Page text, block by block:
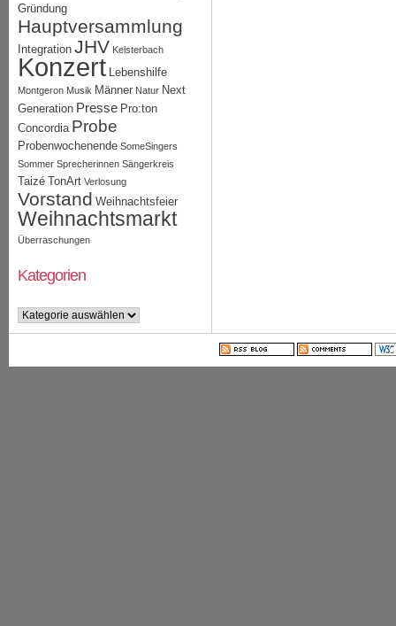
Gründung
Hauptversammlung
Integration JHV Kelsterbach
Konzert Lebenshilfe
Montgeron Musik Männer Natur Next
Generation Presse Pro:ton
Concordia Probe
Probenwochenende SomeSingers
Sommer Sprecherinnen Sängerkreis
Taizé TonArt Verlosung
Vorstand Weihnachtsfeier
Weihnachtsmarkt
Überraschungen
Kategorien
Kategorien